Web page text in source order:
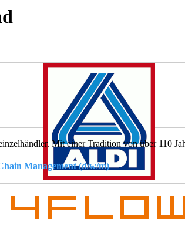
Mit einer Tradition von über 110
Management (d/w/m)